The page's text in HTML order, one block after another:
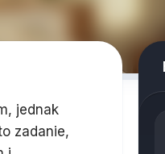
jednak
zadanie,